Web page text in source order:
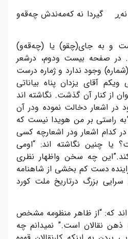
نەڕ گیردا نە کەمەندش چەقەو
و به جای(چقو) یا (چەقەو)
در صفحه بیست ودوم، درشعر
وجود ندارد و ژماره درست
آقای یزدان پناه بیاناتی
از کنار آن گذشت. نگاشته اند
در اشعار دخالت نموده ودر آن
راستی بر من هویدا نیست که
کدام اشعار ودر اشعارچه کسی
یا چنین نگاشته اند: “اومی
چه سخن واظهار نظری
دست کم بخشی از شاهنامه
بزرگ درتاریخ ملت کورد
اند که: “از ظاهر منظومه مشخص
ذهن نقالان است.” نمیدانم چه